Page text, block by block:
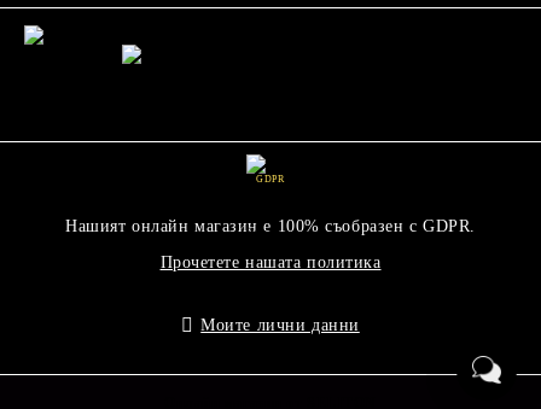
GDPR
Нашият онлайн магазин е 100% съобразен с GDPR.
Прочетете нашата политика
Моите лични данни